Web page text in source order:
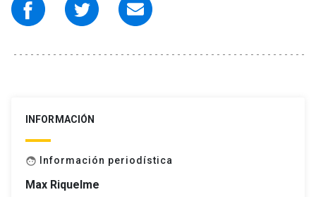
INFORMACIÓN
face Información periodística
Max Riquelme